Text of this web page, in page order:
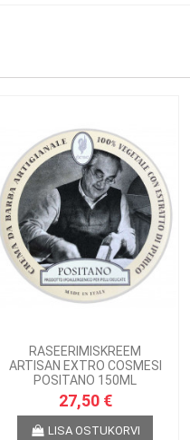
RASEERIMISKREEM
ARTISAN EXTRO COSMESI
POSITANO 150ML
27,50 €
LISA OSTUKORVI